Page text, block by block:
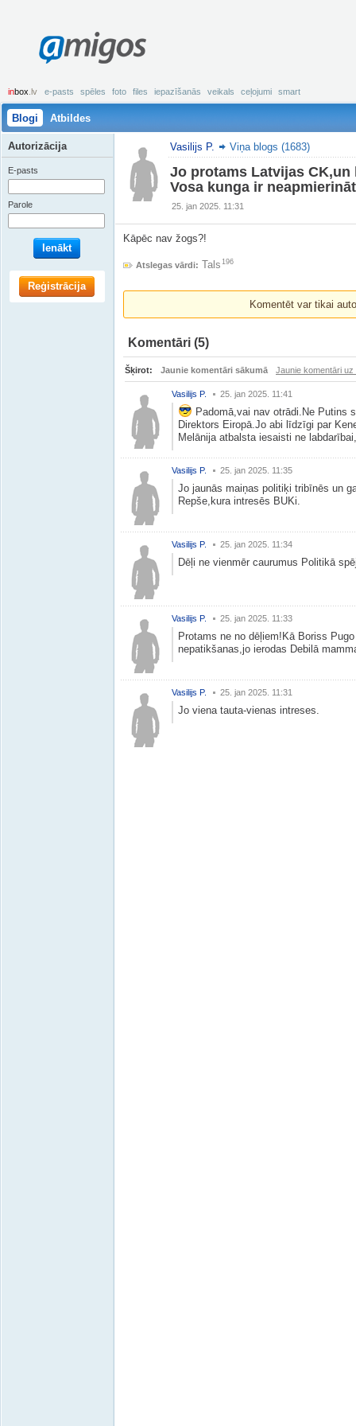
amigos
inbox .lv e-pasts spēles foto files iepazīšanās veikals ceļojumi smart
Blogi Atbildes
Vasilijs P. Viņa blogs (1683)
Jo protams Latvijas CK,un
Vosa kunga ir
25. jan 2025. 11:31
Kāpēc nav žogs?!
Atslegas vārdi: Tals 196
Komentēt var tikai
Komentāri (5)
Šķirot: Jaunie komentāri sākumā Jaunie komentāri uz
Vasilijs P. 25. jan 2025. 11:41
Padomā,vai nav otrādi.Ne Putins
Direktors Eiropā.Jo abi līdzīgi par
Melānija atbalsta iesaisti ne
Vasilijs P. 25. jan 2025. 11:35
Jo jaunās maiņas politiķi tribīnēs un
Repše,kura intresēs BUKi.
Vasilijs P. 25. jan 2025. 11:34
Dēļi ne vienmēr caurumus Politikā
Vasilijs P. 25. jan 2025. 11:33
Protams ne no dēļiem!Kā Boriss
nepatikšanas,jo ierodas Debilā
Vasilijs P. 25. jan 2025. 11:31
Jo viena tauta-vienas intreses.
Autorizācija
E-pasts
Parole
Ienākt
Reģistrācija